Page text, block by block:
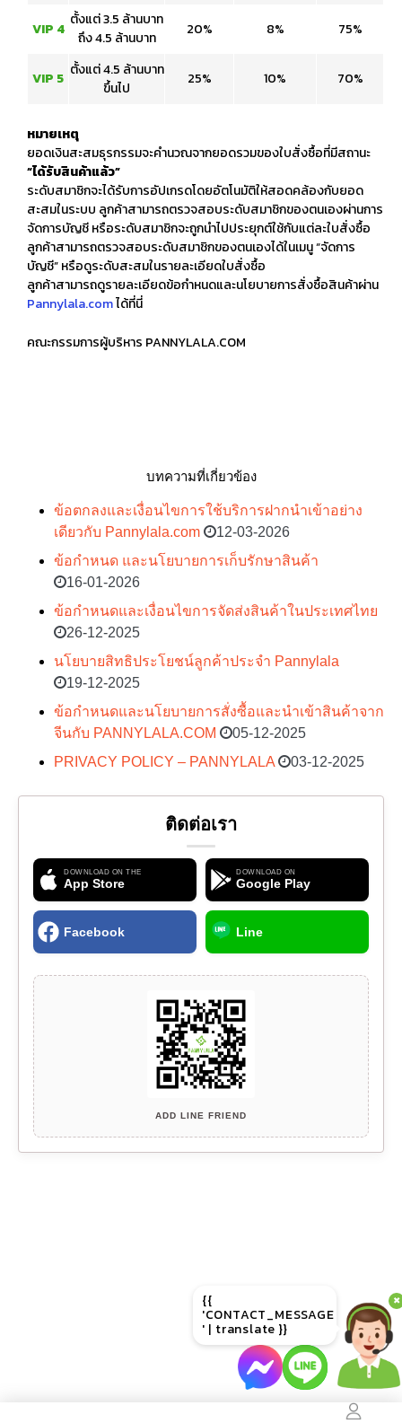
VIP 4
ตั้งแต่ 3.5 ล้านบาท
ถึง 4.5 ล้านบาท
20% 8% 75%
VIP 5 ตั้งแต่ 4.5 ล้านบาท
ขึ้นไป
25% 10% 70%
หมายเหตุ
ยอดเงินสะสมธุรกรรมจะคำนวณจากยอดรวมของใบสั่งซื้อที่มีสถานะ
“ได้รับสินค้าแล้ว”
ระดับสมาชิกจะได้รับการอัปเกรดโดยอัตโนมัติให้สอดคล้องกับยอด
สะสมในระบบ ลูกค้าสามารถตรวจสอบระดับสมาชิกของตนเองผ่านการ
จัดการบัญชี หรือระดับสมาชิกจะถูกนำไปประยุกต์ใช้กับแต่ละใบสั่งซื้อ
ลูกค้าสามารถตรวจสอบระดับสมาชิกของตนเองได้ในเมนู “จัดการ
บัญชี” หรือดูระดับสะสมในรายละเอียดใบสั่งซื้อ
ลูกค้าสามารถดูรายละเอียดข้อกำหนดและนโยบายการสั่งซื้อสินค้าผ่าน
Pannylala.comได้ที่นี่
คณะกรรมการผู้บริหาร PANNYLALA.COM
บทความที่เกี่ยวข้อง
ข้อตกลงและเงื่อนไขการใช้บริการฝากนำเข้าอย่าง
เดียวกับ Pannylala.com
12-03-2026
ข้อกำหนด และนโยบายการเก็บรักษาสินค้า
16-01-2026
ข้อกำหนดและเงื่อนไขการจัดส่งสินค้าในประเทศไทย
26-12-2025
นโยบายสิทธิประโยชน์ลูกค้าประจำ Pannylala
19-12-2025
ข้อกำหนดและนโยบายการสั่งซื้อและนำเข้าสินค้าจาก
จีนกับ PANNYLALA.COM
05-12-2025
PRIVACY POLICY – PANNYLALA
03-12-2025
ติดต่อเรา
DOWNLOAD ON THE
App Store
DOWNLOAD ON
Google Play
Facebook Line
ADD LINE FRIEND
{{
'CONTACT_MESSAGE
' | translate }}
✖